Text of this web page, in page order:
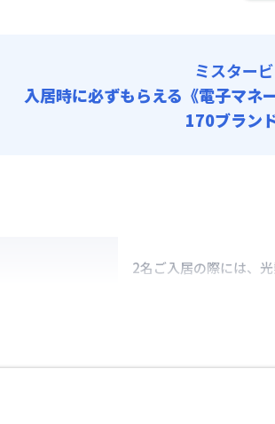
寝具セット :
ミスター
入居時に必ずもらえる 《電子マネ
170ブラン
2名ご入居の際には、